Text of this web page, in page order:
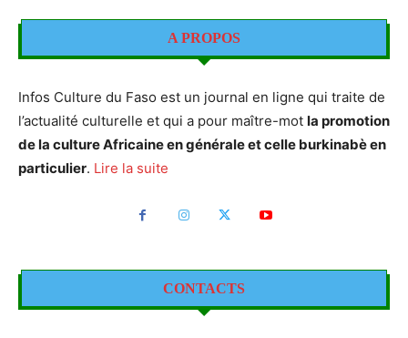
A PROPOS
Infos Culture du Faso est un journal en ligne qui traite de
l’actualité culturelle et qui a pour maître-mot la promotion
de la culture Africaine en générale et celle burkinabè en
particulier. Lire la suite
CONTACTS